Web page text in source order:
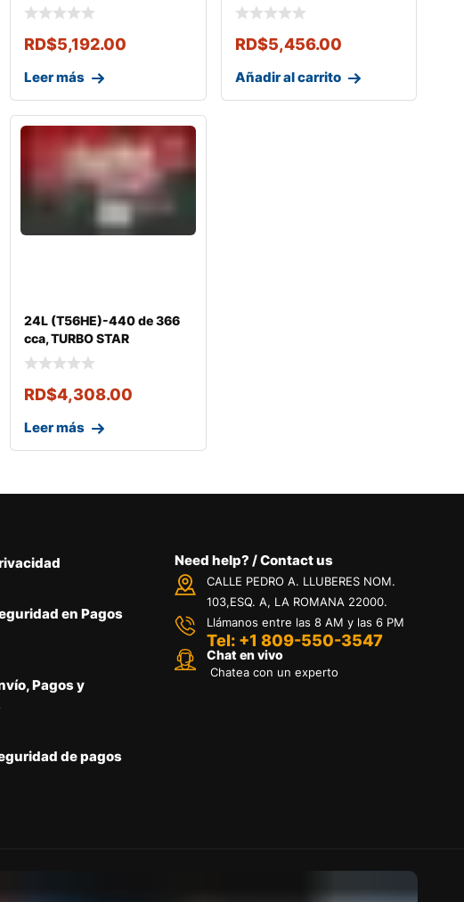
RD$5,192.00
Leer más
RD$5,456.00
Añadir al carrito
24L (T56HE)-440 de 366
cca, TURBO STAR
RD$4,308.00
Leer más
en Pagos
Pagos y
de pagos
Need help? / Contact us
CALLE PEDRO A. LLUBERES NOM.
103,ESQ. A, LA ROMANA 22000.
Llámanos entre las 8 AM y las 6 PM
Tel: +1 809-550-3547
Chat en vivo
Chatea con un experto